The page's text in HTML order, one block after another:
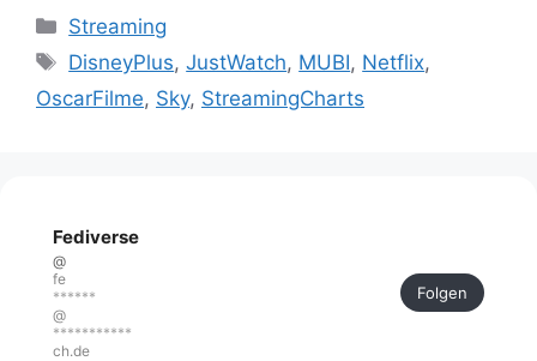
Kategorien
Streaming
Schlagwörter
DisneyPlus,JustWatch, MUBI, Netflix,
OscarFilme, Sky, StreamingCharts
Fediverse
@
fe
******
@
***********
ch.de
Folgen